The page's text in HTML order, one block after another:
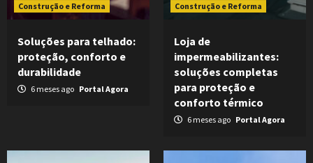
Construção e Reforma
Soluções para telhado:
proteção, conforto e
durabilidade
6 meses ago Portal Agora
Construção e Reforma
Loja de
impermeabilizantes:
soluções completas
para proteção e
conforto térmico
6 meses ago Portal Agora